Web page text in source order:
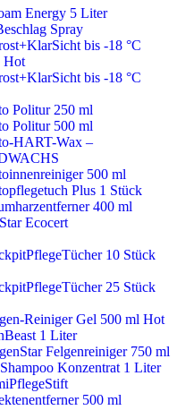
Energy 5 Liter
Spray
bis -18 °C
Hot
bis -18 °C
Politur 250 ml
Politur 500 ml
HART-Wax –
500 ml
Plus 1 Stück
400 ml
Ecocert
10 Stück
25 Stück
Reiniger Gel 500 ml Hot
1 Liter
Felgenreiniger 750 ml
Konzentrat 1 Liter
500 ml